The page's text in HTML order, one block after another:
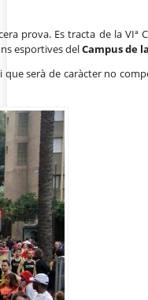
prova. Es tracta de la VIª
esportives delCampus de
serà de caràcter no